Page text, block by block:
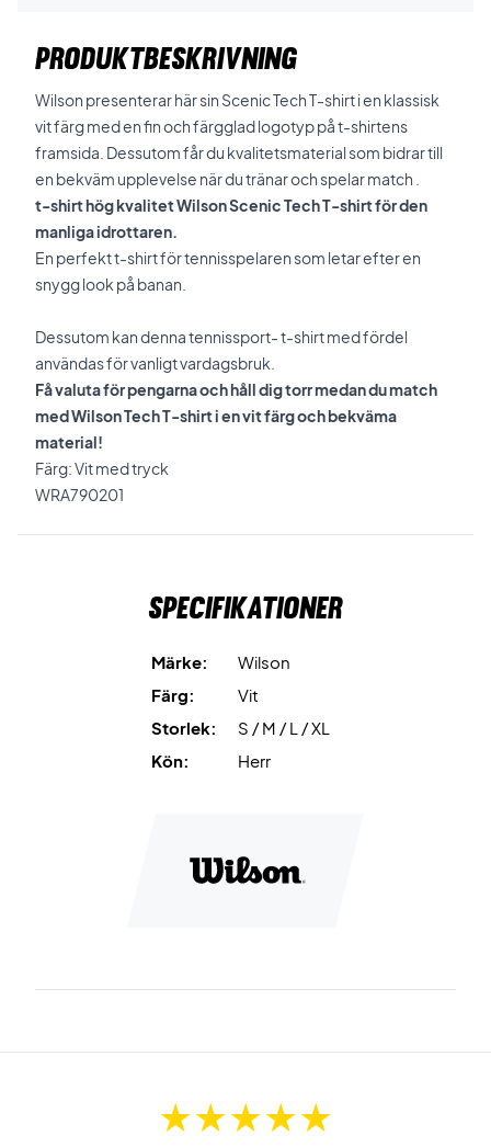
PRODUKTBESKRIVNING
Wilson presenterar här sin Scenic Tech T-shirt i en klassisk
vit färg med en fin och färgglad logotyp på t-shirtens
framsida. Dessutom får du kvalitetsmaterial som bidrar till
en bekväm upplevelse när du tränar och spelar match .
t-shirt hög kvalitet Wilson Scenic Tech T-shirt för den
manliga idrottaren.
En perfekt t-shirt för tennisspelaren som letar efter en
snygg look på banan.
Dessutom kan denna tennissport- t-shirt med fördel
användas för vanligt vardagsbruk.
Få valuta för pengarna och håll dig torr medan du match
med Wilson Tech T-shirt i en vit färg och bekväma
material!
Färg: Vit med tryck
WRA790201
Specifikationer
Märke:
Wilson
Färg:
Vit
Storlek:
S / M / L / XL
Kön:
Herr